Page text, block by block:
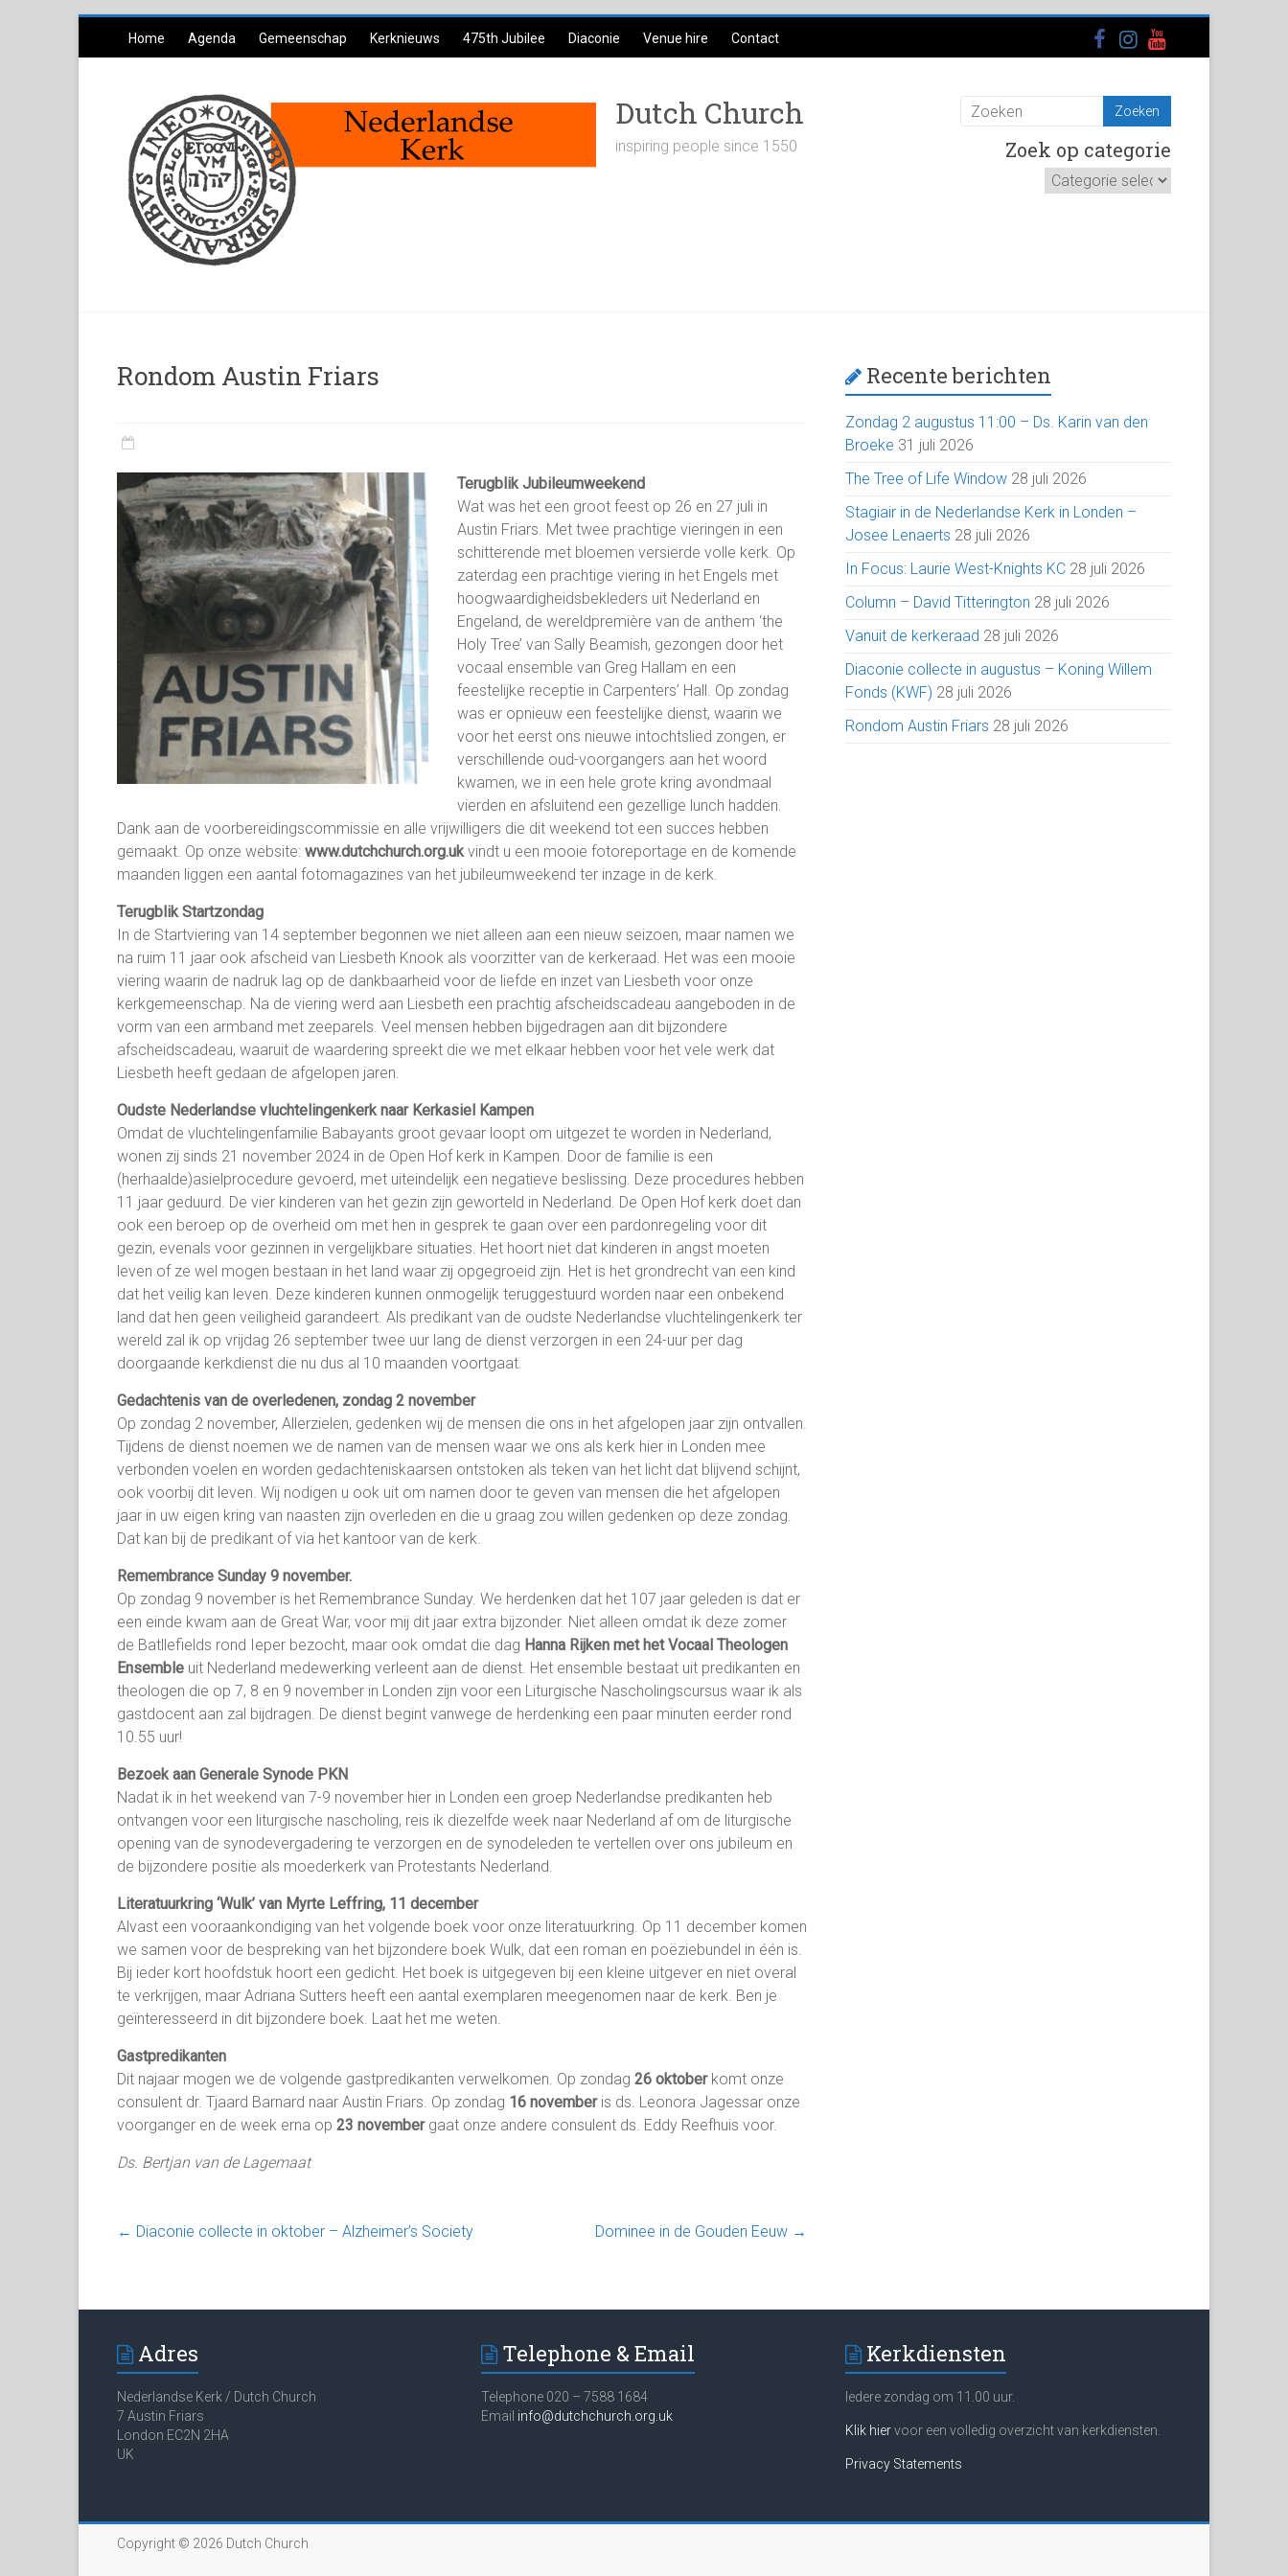
inhoud
Home Agenda Gemeenschap Kerknieuws 475th Jubilee Diaconie Venue hire Contact
Dutch Church
inspiring people since 1550 Zoek op categorie
Zoek
op
Rondom Austin Friars
Terugblik Jubileumweekend
Wat was het een groot feest op 26 en 27 juli in
Austin Friars. Met twee prachtige vieringen in een
schitterende met bloemen versierde volle kerk. Op
zaterdag een prachtige viering in het Engels met
hoogwaardigheidsbekleders uit Nederland en
Engeland, de wereldpremière van de anthem ‘the
Holy Tree’ van Sally Beamish, gezongen door het
vocaal ensemble van Greg Hallam en een
feestelijke receptie in Carpenters’ Hall. Op zondag
was er opnieuw een feestelijke dienst, waarin we
voor het eerst ons nieuwe intochtslied zongen, er
verschillende oud-voorgangers aan het woord
kwamen, we in een hele grote kring avondmaal
vierden en afsluitend een gezellige lunch hadden.
Dank aan de voorbereidingscommissie en alle vrijwilligers die dit weekend tot een succes hebben
gemaakt. Op onze website: www.dutchchurch.org.ukvindt u een mooie fotoreportage en de komende
maanden liggen een aantal fotomagazines van het jubileumweekend ter inzage in de kerk.
Terugblik Startzondag
In de Startviering van 14 september begonnen we niet alleen aan een nieuw seizoen, maar namen we
na ruim 11 jaar ook afscheid van Liesbeth Knook als voorzitter van de kerkeraad. Het was een mooie
viering waarin de nadruk lag op de dankbaarheid voor de liefde en inzet van Liesbeth voor onze
kerkgemeenschap. Na de viering werd aan Liesbeth een prachtig afscheidscadeau aangeboden in de
vorm van een armband met zeeparels. Veel mensen hebben bijgedragen aan dit bijzondere
afscheidscadeau, waaruit de waardering spreekt die we met elkaar hebben voor het vele werk dat
Liesbeth heeft gedaan de afgelopen jaren.
Oudste Nederlandse vluchtelingenkerk naar Kerkasiel Kampen
Omdat de vluchtelingenfamilie Babayants groot gevaar loopt om uitgezet te worden in Nederland,
wonen zij sinds 21 november 2024 in de Open Hof kerk in Kampen. Door de familie is een
(herhaalde)asielprocedure gevoerd, met uiteindelijk een negatieve beslissing. Deze procedures hebben
11 jaar geduurd. De vier kinderen van het gezin zijn geworteld in Nederland. De Open Hof kerk doet dan
ook een beroep op de overheid om met hen in gesprek te gaan over een pardonregeling voor dit
gezin, evenals voor gezinnen in vergelijkbare situaties. Het hoort niet dat kinderen in angst moeten
leven of ze wel mogen bestaan in het land waar zij opgegroeid zijn. Het is het grondrecht van een kind
dat het veilig kan leven. Deze kinderen kunnen onmogelijk teruggestuurd worden naar een onbekend
land dat hen geen veiligheid garandeert. Als predikant van de oudste Nederlandse vluchtelingenkerk ter
wereld zal ik op vrijdag 26 september twee uur lang de dienst verzorgen in een 24-uur per dag
doorgaande kerkdienst die nu dus al 10 maanden voortgaat.
Gedachtenis van de overledenen, zondag 2 november
Op zondag 2 november, Allerzielen, gedenken wij de mensen die ons in het afgelopen jaar zijn ontvallen.
Tijdens de dienst noemen we de namen van de mensen waar we ons als kerk hier in Londen mee
verbonden voelen en worden gedachteniskaarsen ontstoken als teken van het licht dat blijvend schijnt,
ook voorbij dit leven. Wij nodigen u ook uit om namen door te geven van mensen die het afgelopen
jaar in uw eigen kring van naasten zijn overleden en die u graag zou willen gedenken op deze zondag.
Dat kan bij de predikant of via het kantoor van de kerk.
Remembrance Sunday 9 november.
Op zondag 9 november is het Remembrance Sunday. We herdenken dat het 107 jaar geleden is dat er
een einde kwam aan de Great War, voor mij dit jaar extra bijzonder. Niet alleen omdat ik deze zomer
de Batllefields rond Ieper bezocht, maar ook omdat die dag Hanna Rijken met het Vocaal Theologen
Ensemble uit Nederland medewerking verleent aan de dienst. Het ensemble bestaat uit predikanten en
theologen die op 7, 8 en 9 november in Londen zijn voor een Liturgische Nascholingscursus waar ik als
gastdocent aan zal bijdragen. De dienst begint vanwege de herdenking een paar minuten eerder rond
10.55 uur!
Bezoek aan Generale Synode PKN
Nadat ik in het weekend van 7-9 november hier in Londen een groep Nederlandse predikanten heb
ontvangen voor een liturgische nascholing, reis ik diezelfde week naar Nederland af om de liturgische
opening van de synodevergadering te verzorgen en de synodeleden te vertellen over ons jubileum en
de bijzondere positie als moederkerk van Protestants Nederland.
Literatuurkring ‘Wulk’ van Myrte Leffring, 11 december
Alvast een vooraankondiging van het volgende boek voor onze literatuurkring. Op 11 december komen
we samen voor de bespreking van het bijzondere boek Wulk, dat een roman en poëziebundel in één is.
Bij ieder kort hoofdstuk hoort een gedicht. Het boek is uitgegeven bij een kleine uitgever en niet overal
te verkrijgen, maar Adriana Sutters heeft een aantal exemplaren meegenomen naar de kerk. Ben je
geïnteresseerd in dit bijzondere boek. Laat het me weten.
Gastpredikanten
Dit najaar mogen we de volgende gastpredikanten verwelkomen. Op zondag 26 oktoberkomt onze
consulent dr. Tjaard Barnard naar Austin Friars. Op zondag 16 november is ds. Leonora Jagessar onze
voorganger en de week erna op 23 novembergaat onze andere consulent ds. Eddy Reefhuis voor.
Ds. Bertjan van de Lagemaat
← Diaconie collecte in oktober – Alzheimer’s Society Dominee in de Gouden Eeuw →
Recente berichten
Zondag 2 augustus 11:00 – Ds. Karin van den
Broeke 31 juli 2026
The Tree of Life Window 28 juli 2026
Stagiair in de Nederlandse Kerk in Londen –
Josee Lenaerts 28 juli 2026
In Focus: Laurie West-Knights KC 28 juli 2026
Column – David Titterington 28 juli 2026
Vanuit de kerkeraad 28 juli 2026
Diaconie collecte in augustus – Koning Willem
Fonds (KWF) 28 juli 2026
Rondom Austin Friars 28 juli 2026
Adres
Nederlandse Kerk / Dutch Church
7 Austin Friars
London EC2N 2HA
UK
Telephone & Email
Telephone 020 – 7588 1684
Email info@dutchchurch.org.uk
Kerkdiensten
Iedere zondag om 11.00 uur.
Klik hiervoor een volledig overzicht van kerkdiensten.
Privacy Statements
Copyright © 2026 Dutch Church